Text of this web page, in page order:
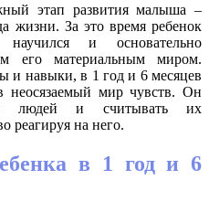
этап развития малыша –
жизни. За это время ребенок
и основательно
его материальным миром.
и навыки, в 1 год и 6 месяцев
неосязаемый мир чувств. Он
людей и считывать их
реагируя на него.
в 1 год и 6